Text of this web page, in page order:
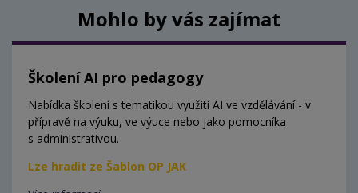
Mohlo by vás zajímat
Školení AI pro pedagogy
Nabídka školení s tematikou využití AI ve vzdělávání - v
přípravě na výuku, ve výuce nebo jako pomocníka
s administrativou.
Lze hradit ze Šablon OP JAK